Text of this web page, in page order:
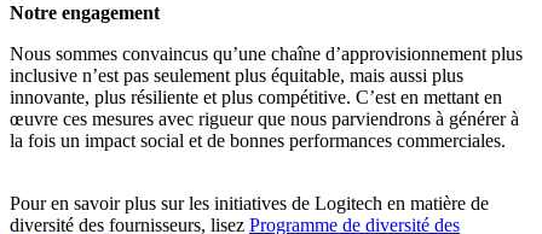
Notre engagement
Nous sommes convaincus qu’une chaîne d’approvisionnement plus
inclusive n’est pas seulement plus équitable, mais aussi plus
innovante, plus résiliente et plus compétitive. C’est en mettant en
œuvre ces mesures avec rigueur que nous parviendrons à générer à
la fois un impact social et de bonnes performances commerciales.
Pour en savoir plus sur les initiatives de Logitech en matière de
diversité des fournisseurs, lisez Programme de diversité des